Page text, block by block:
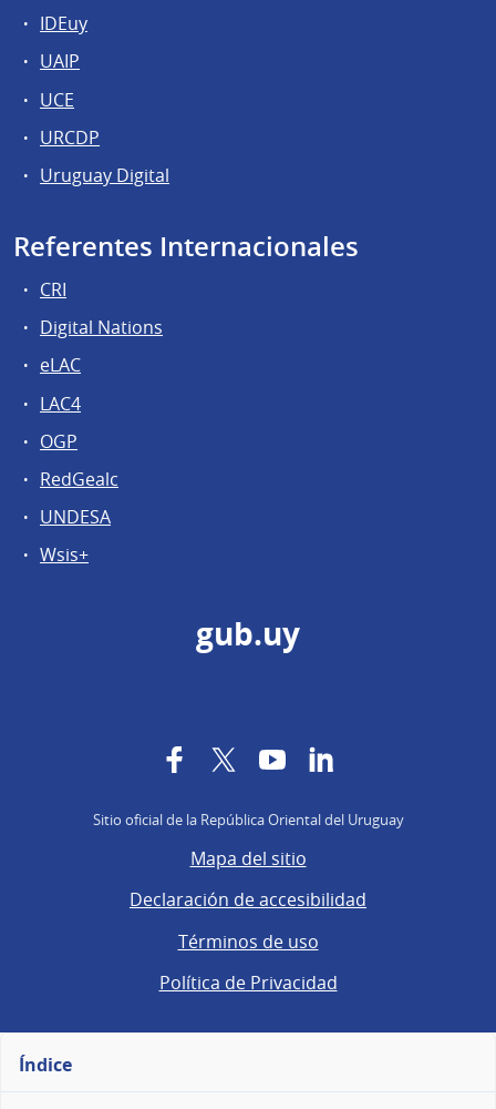
IDEuy
UAIP
UCE
URCDP
Uruguay Digital
Referentes Internacionales
CRI
Digital Nations
eLAC
LAC4
OGP
RedGealc
UNDESA
Wsis+
gub.uy
FacebookTwitterYouTube
Sitio oficial de la República Oriental del Uruguay
Mapa del sitio
Declaración de accesibilidad
Términos de uso
Política de Privacidad
Índice